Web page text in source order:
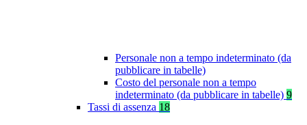
Personale non a tempo indeterminato (da
pubblicare in tabelle)
Costo del personale non a tempo
indeterminato (da pubblicare in tabelle) 9
Tassi di assenza 18